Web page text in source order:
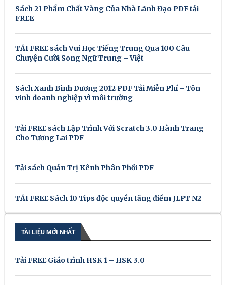
Sách 21 Phẩm Chất Vàng Của Nhà Lãnh Đạo PDF tải
FREE
TẢI FREE sách Vui Học Tiếng Trung Qua 100 Câu
Chuyện Cười Song Ngữ Trung – Việt
Sách Xanh Bình Dương 2012 PDF Tải Miễn Phí – Tôn
vinh doanh nghiệp vì môi trường
Tải FREE sách Lập Trình Với Scratch 3.0 Hành Trang
Cho Tương Lai PDF
Tải sách Quản Trị Kênh Phân Phối PDF
TẢI FREE Sách 10 Tips độc quyền tăng điểm JLPT N2
TÀI LIỆU MỚI NHẤT
Tải FREE Giáo trình HSK 1 – HSK 3.0